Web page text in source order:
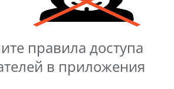
правила доступа
в приложения